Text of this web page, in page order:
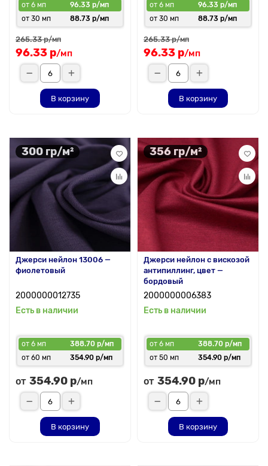
от 6 мп
96.33 р/мп
от 30 мп
88.73 р/мп
265.33 р/мп
96.33 р/мп
В корзину
от 6 мп
96.33 р/мп
от 30 мп
88.73 р/мп
265.33 р/мп
96.33 р/мп
В корзину
300 гр/м²
Джерси нейлон 13006 —
фиолетовый
2000000012735
Есть в наличии
от 6 мп
388.70 р/мп
от 60 мп
354.90 р/мп
от 354.90 р/мп
В корзину
356 гр/м²
Джерси нейлон с вискозой
антипиллинг, цвет —
бордовый
2000000006383
Есть в наличии
от 6 мп
388.70 р/мп
от 50 мп
354.90 р/мп
от 354.90 р/мп
В корзину